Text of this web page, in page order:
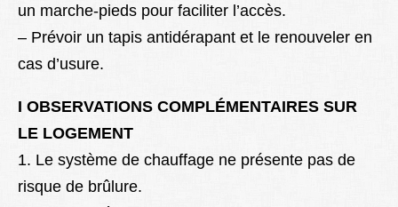
un marche-pieds pour faciliter l’accès.
– Prévoir un tapis antidérapant et le renouveler en
cas d’usure.
I OBSERVATIONS COMPLÉMENTAIRES SUR
LE LOGEMENT
1. Le système de chauffage ne présente pas de
risque de brûlure.